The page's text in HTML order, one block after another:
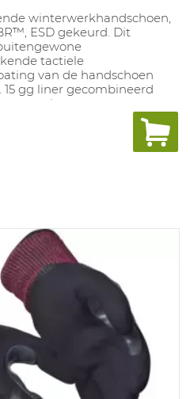
winterwerkhandschoen,
ESD gekeurd. Dit
tactiele
van de handschoen
gg liner gecombineerd
voor
F,
tot 250°C (15sec) en